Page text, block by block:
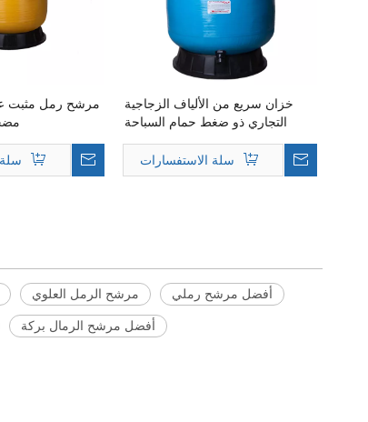
مرشح رمل مثبت
خزان سريع من الألياف الزجاجية
التجاري ذو ضغط حمام السباحة
بفوهة السيليكا
سلة الاستفسارات
مرشح الرمل العلوي أفضل مرشح رملي
أفضل مرشح الرمال بركة